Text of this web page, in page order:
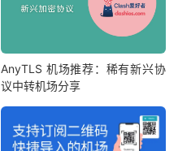
AnyTLS 机场推荐：稀有新兴协
议中转机场分享